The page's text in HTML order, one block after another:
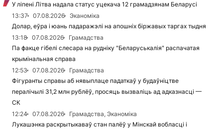
У ліпені Літва надала статус уцекача 12 грамадзянам Беларусі
13:37
07.08.2026
Эканоміка
Долар, еўра і юань падаражэлі на апошніх біржавых таргах тыдня
13:18
07.08.2026
Грамадства
Па факце гібелі слесара на рудніку "Беларуськалія" распачатая
крымінальная справа
12:53
07.08.2026
Грамадства
Фігуранты справы аб нявыплаце падаткаў у будаўніцтве
пералічылі 31,2 млн рублёў, просяць вызваліць ад адказнасці —
СК
12:24
07.08.2026
Грамадства, Эканоміка
Лукашэнка раскрытыкаваў стан палёў у Мінскай вобласці і